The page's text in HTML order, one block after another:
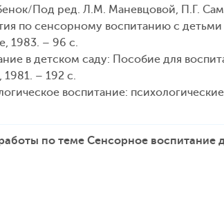
Под ред. Л.М. Маневцовой, П.Г.
по сенсорному воспитанию с
1983. – 96 с.
в детском саду: Пособие для
– 192 с.
воспитание:
по теме Сенсорное воспитание